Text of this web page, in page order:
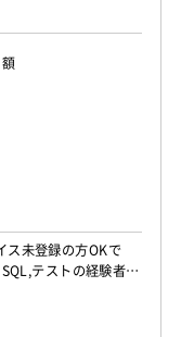
未登録の方OKで
テストの経験者を
テストおよびデータ